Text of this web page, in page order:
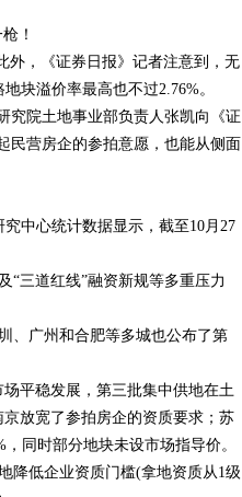
！
，《证券日报》记者注意到，无
块溢价率最高也不过2.76%。
院土地事业部负责人张凯向《证
民营房企的参拍意愿，也能从侧面
中心统计数据显示，截至10月27
三道红线”融资新规等多重压力
广州和合肥等多城也公布了第
平稳发展，第三批集中供地在土
放宽了参拍房企的资质要求；苏
同时部分地块未设市场指导价。
低企业资质门槛(拿地资质从1级
态硬盘星载存储方案选购指